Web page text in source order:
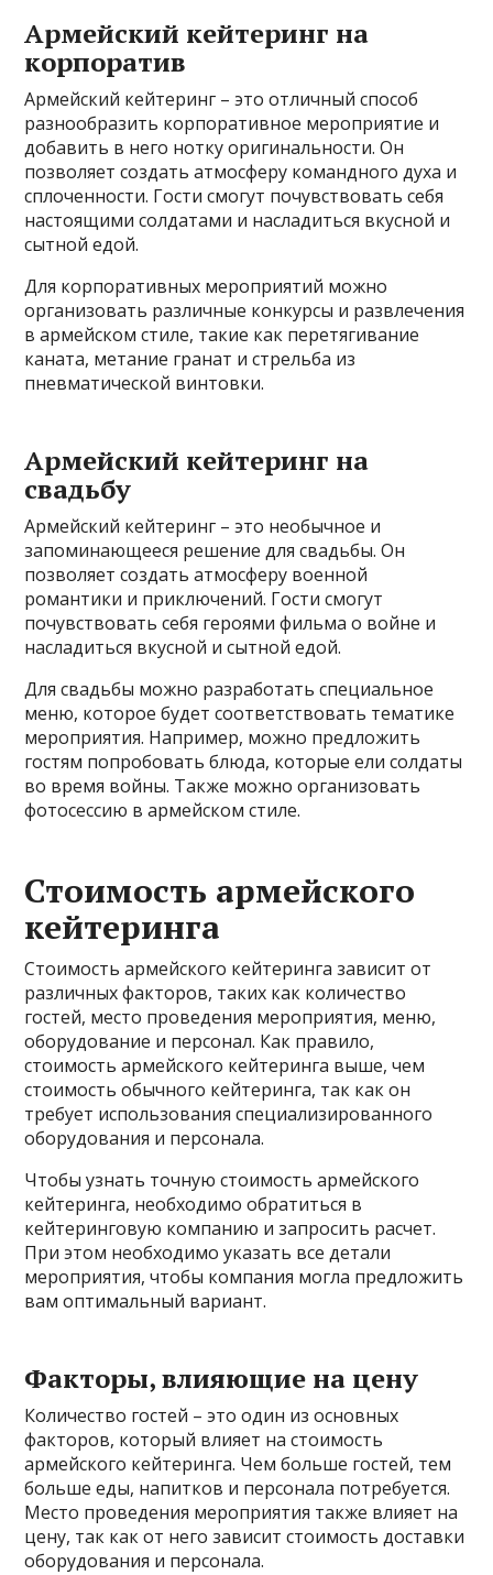
Армейский кейтеринг на
корпоратив
Армейский кейтеринг – это отличный способ
разнообразить корпоративное мероприятие и
добавить в него нотку оригинальности. Он
позволяет создать атмосферу командного духа и
сплоченности. Гости смогут почувствовать себя
настоящими солдатами и насладиться вкусной и
сытной едой.
Для корпоративных мероприятий можно
организовать различные конкурсы и развлечения
в армейском стиле, такие как перетягивание
каната, метание гранат и стрельба из
пневматической винтовки.
Армейский кейтеринг на
свадьбу
Армейский кейтеринг – это необычное и
запоминающееся решение для свадьбы. Он
позволяет создать атмосферу военной
романтики и приключений. Гости смогут
почувствовать себя героями фильма о войне и
насладиться вкусной и сытной едой.
Для свадьбы можно разработать специальное
меню, которое будет соответствовать тематике
мероприятия. Например, можно предложить
гостям попробовать блюда, которые ели солдаты
во время войны. Также можно организовать
фотосессию в армейском стиле.
Стоимость армейского
кейтеринга
Стоимость армейского кейтеринга зависит от
различных факторов, таких как количество
гостей, место проведения мероприятия, меню,
оборудование и персонал. Как правило,
стоимость армейского кейтеринга выше, чем
стоимость обычного кейтеринга, так как он
требует использования специализированного
оборудования и персонала.
Чтобы узнать точную стоимость армейского
кейтеринга, необходимо обратиться в
кейтеринговую компанию и запросить расчет.
При этом необходимо указать все детали
мероприятия, чтобы компания могла предложить
вам оптимальный вариант.
Факторы, влияющие на цену
Количество гостей – это один из основных
факторов, который влияет на стоимость
армейского кейтеринга. Чем больше гостей, тем
больше еды, напитков и персонала потребуется.
Место проведения мероприятия также влияет на
цену, так как от него зависит стоимость доставки
оборудования и персонала.